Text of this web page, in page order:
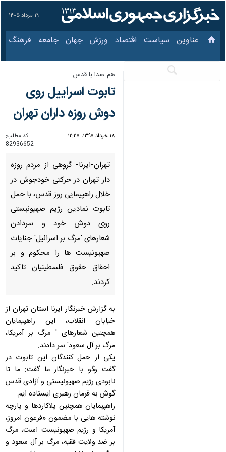
۱۹ مرداد ۱۴۰۵
عناوین‌ سیاست اقتصاد ورزش جهان جامعه فرهنگ
هم صدا با قدس
تابوت اسراییل روی
دوش روزه داران تهران
۱۸ خرداد ۱۳۹۷، ۱۲:۲۷
کد مطلب:
82936652
تهران-ایرنا- گروهی از مردم روزه
دار تهران در حركتی خودجوش در
خلال راهپیمایی روز قدس، با حمل
تابوت نمادین رژیم صهیونیستی
روی دوش خود و سردادن
شعارهای 'مرگ بر اسرائیل' جنایات
صهیونیست ها را محكوم و بر
احقاق حقوق فلسطینیان تاكید
كردند.
به گزارش خبرنگار ایرنا استان تهران از
خیابان انقلاب، این راهپیمایان همچنین
شعارهای ' مرگ بر آمریكا، مرگ بر آل
سعود' سر دادند.
یكی از حمل كنندگان این تابوت در
گفت وگو با خبرنگار ما گفت: ما تا
نابودی رژیم صهیونیستی و آزادی قدس
گوش به فرمان رهبری ایستاده ایم.
راهپیمایان همچنین پلاكاردها و پارچه
نوشته هایی با مضمون «فرعون امروز،
آمریكا و رژیم صهیونیست است، مرگ بر
ضد ولایت فقیه، مرگ بر آل سعود و